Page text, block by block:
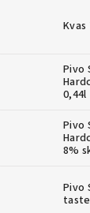
Kvas
Pivo
0,44l
Pivo
8%
Pivo